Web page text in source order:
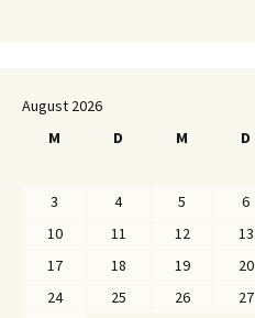
August 2026
M
D M D
3
4 5 6
10
11 12 13
17
18 19 20
24
25 26 27